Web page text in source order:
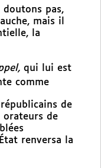
doutons pas,
mais il
la
qui lui est
comme
de
de
renversa la